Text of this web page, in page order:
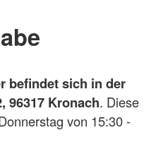
befindet sich in der
96317 Kronach. Diese
von 15:30 -